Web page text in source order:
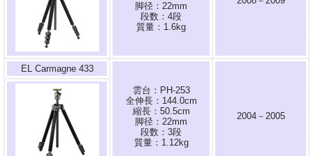
脚径：22mm
段数：4段
質量：1.6kg
EL Carmagne 433
雲台：PH-253
全伸長：144.0cm
縮長：50.5cm
脚径：22mm
段数：3段
質量：1.12kg
2004－2005